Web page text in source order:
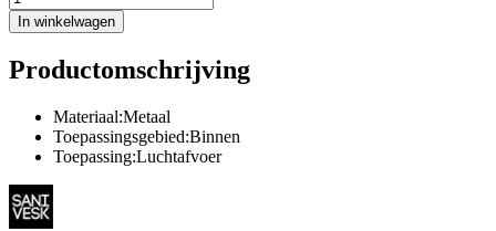
In winkelwagen
Productomschrijving
Materiaal:Metaal
Toepassingsgebied:Binnen
Toepassing:Luchtafvoer